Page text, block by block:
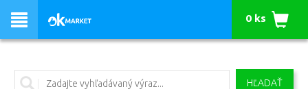
HĽADAŤ
0 ks